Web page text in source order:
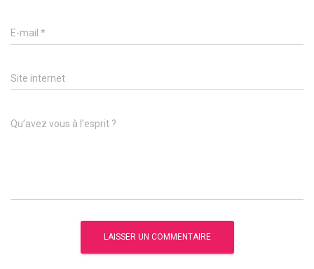
E-mail *
Site internet
Qu’avez vous à l’esprit ?